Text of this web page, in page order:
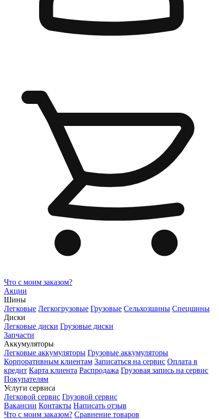
Что с моим заказом?
Акции
Шины
Легковые Легкогрузовые Грузовые Сельхозшины Спецшины
Диски
Легковые диски Грузовые диски
Запчасти
Аккумуляторы
Легковые аккумуляторы Грузовые аккумуляторы
Корпоративным клиентам Записаться на сервис Оплата в
кредит Карта клиента Распродажа Грузовая запись на сервис
Покупателям
Услуги сервиса
Легковой сервис Грузовой сервис
Вакансии Контакты Написать отзыв
Что с моим заказом? Сравнение товаров